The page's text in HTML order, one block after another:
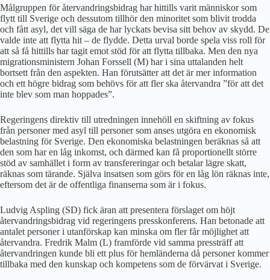
Målgruppen för återvandringsbidrag har hittills varit människor som
flytt till Sverige och dessutom tillhör den minoritet som blivit trodda
och fått asyl, det vill säga de har lyckats bevisa sitt behov av skydd. De
valde inte att flytta hit – de flydde. Detta urval borde spela viss roll för
att så få hittills har tagit emot stöd för att flytta tillbaka. Men den nya
migrationsministern Johan Forssell (M) har i sina uttalanden helt
bortsett från den aspekten. Han förutsätter att det är mer information
och ett högre bidrag som behövs för att fler ska återvandra ”för att det
inte blev som man hoppades”.
Regeringens direktiv till utredningen innehöll en skiftning av fokus
från personer med asyl till personer som anses utgöra en ekonomisk
belastning för Sverige. Den ekonomiska belastningen beräknas så att
den som har en låg inkomst, och därmed kan få proportionellt större
stöd av samhället i form av transfereringar och betalar lägre skatt,
räknas som tärande. Själva insatsen som görs för en låg lön räknas inte,
eftersom det är de offentliga finanserna som är i fokus.
Ludvig Aspling (SD) fick äran att presentera förslaget om höjt
återvandringsbidrag vid regeringens presskonferens. Han betonade att
antalet personer i utanförskap kan minska om fler får möjlighet att
återvandra. Fredrik Malm (L) framförde vid samma pressträff att
återvandringen kunde bli ett plus för hemländerna då personer kommer
tillbaka med den kunskap och kompetens som de förvärvat i Sverige.